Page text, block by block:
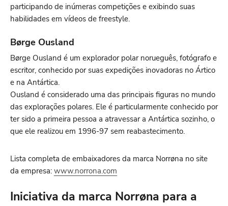
participando de inúmeras competições e exibindo suas
habilidades em vídeos de freestyle.
Børge Ousland
Børge Ousland é um explorador polar norueguês, fotógrafo e
escritor, conhecido por suas expedições inovadoras no Ártico
e na Antártica.
Ousland é considerado uma das principais figuras no mundo
das explorações polares. Ele é particularmente conhecido por
ter sido a primeira pessoa a atravessar a Antártica sozinho, o
que ele realizou em 1996-97 sem reabastecimento.
Lista completa de embaixadores da marca Norrøna no site
da empresa: www.norrona.com
Iniciativa da marca Norrøna para a